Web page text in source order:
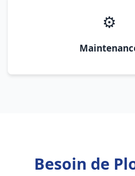
⚙️
Besoin de